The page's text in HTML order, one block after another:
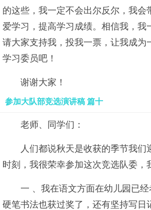
的这些，我一定不会出尔反尔，我会
爱学习，提高学习成绩。相信我，我
请大家支持我，投我一票，让我成为
学习委员吧！
谢谢大家！
参加大队部竞选演讲稿 篇十
老师、同学们：
人们都说秋天是收获的季节我们
时刻，我很荣幸参加这次竞选队委，
一 、我在语文方面在幼儿园已经
硬笔书法也获过奖了，还有坚持写日